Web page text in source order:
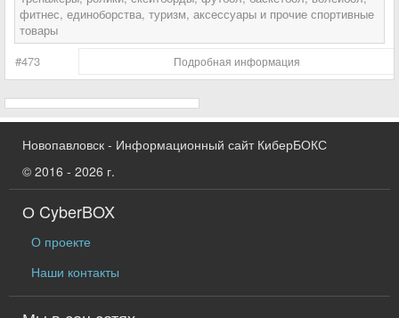
#473
фитнес, единоборства, туризм, аксессуары и прочие спортивные
товары
Подробная информация
Новопавловск - Информационный сайт КиберБОКС
© 2016 - 2026 г.
О CyberBOX
О проекте
Наши контакты